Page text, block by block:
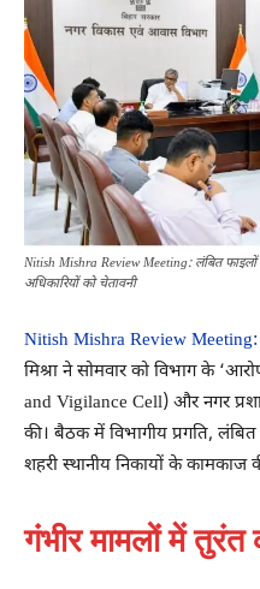
Nitish Mishra Review Meeting: लंबित
अधिकारियों को चेतावनी
Nitish Mishra Review Meeting:
मिश्रा ने सोमवार को विभाग के
and Vigilance Cell) और नगर
की। बैठक में विभागीय प्रगति,
शहरी स्थानीय निकायों के कामकाज
गंभीर मामलों में तुरंत